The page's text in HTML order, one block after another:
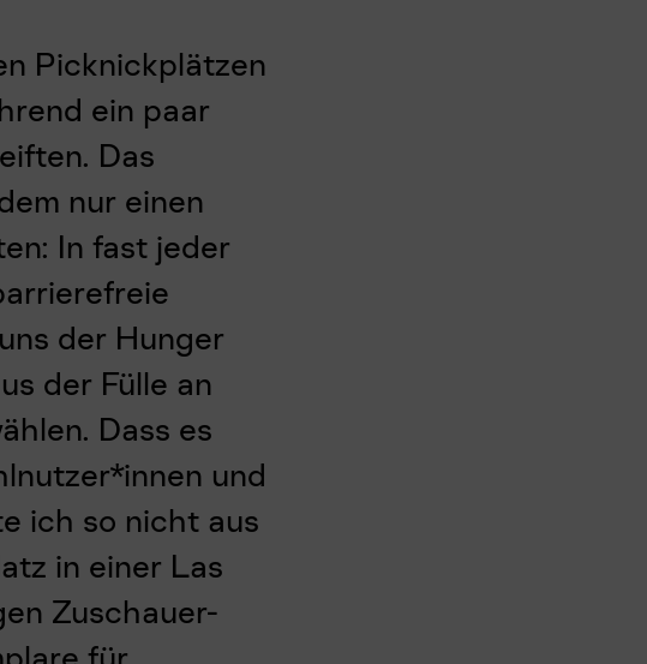
Picknickplätzen
ein paar
Das
nur einen
In fast jeder
der Hunger
der Fülle an
Dass es
und
ich so nicht aus
in einer Las
Zuschauer-